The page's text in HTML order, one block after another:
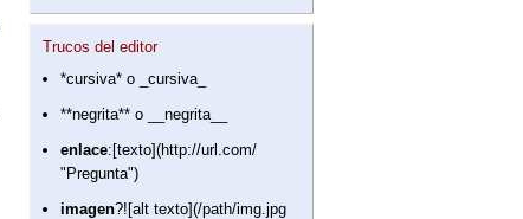
Trucos del editor
*cursiva* o _cursiva_
**negrita** o __negrita__
enlace:[texto](http://url.com/
"Pregunta")
imagen?![alt texto](/path/img.jpg